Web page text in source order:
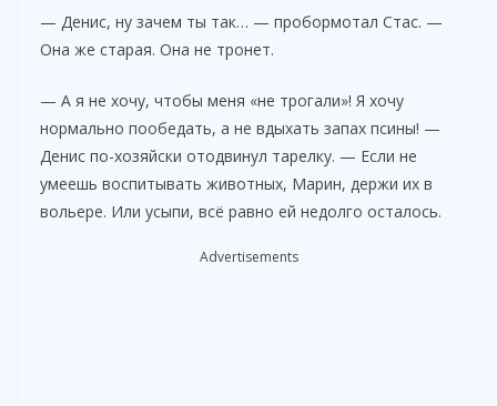
— Денис, ну зачем ты так… — пробормотал Стас. —
Она же старая. Она не тронет.
— А я не хочу, чтобы меня «не трогали»! Я хочу
нормально пообедать, а не вдыхать запах псины! —
Денис по-хозяйски отодвинул тарелку. — Если не
умеешь воспитывать животных, Марин, держи их в
вольере. Или усыпи, всё равно ей недолго осталось.
Advertisements